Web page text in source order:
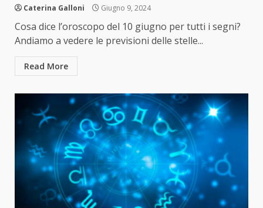
Caterina Galloni Giugno 9, 2024
Cosa dice l’oroscopo del 10 giugno per tutti i segni?
Andiamo a vedere le previsioni delle stelle...
Read More